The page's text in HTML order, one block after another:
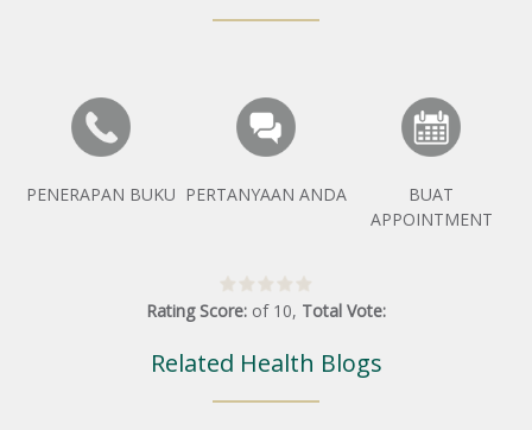
PENERAPAN BUKU PERTANYAAN ANDA
BUAT
APPOINTMENT
Rating Score: of 10, Total Vote:
Related Health Blogs